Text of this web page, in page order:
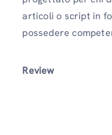
articoli o script in
possedere
Review